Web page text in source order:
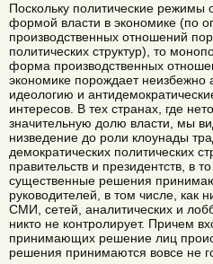
Поскольку политические
формой власти в экономике (по
производственных отношений
политических структур), то
форма производственных
экономике порождает неизбежно
идеологию и
интересов. В тех странах, где
значительную долю власти, мы
низведение до роли клоунады
демократических политических
правительств и президентств, в
существенные решения
руководителей, в том числе, как
СМИ, сетей, аналитических и
никто не контролирует. Причем
принимающих решение лиц
решения принимаются вовсе не